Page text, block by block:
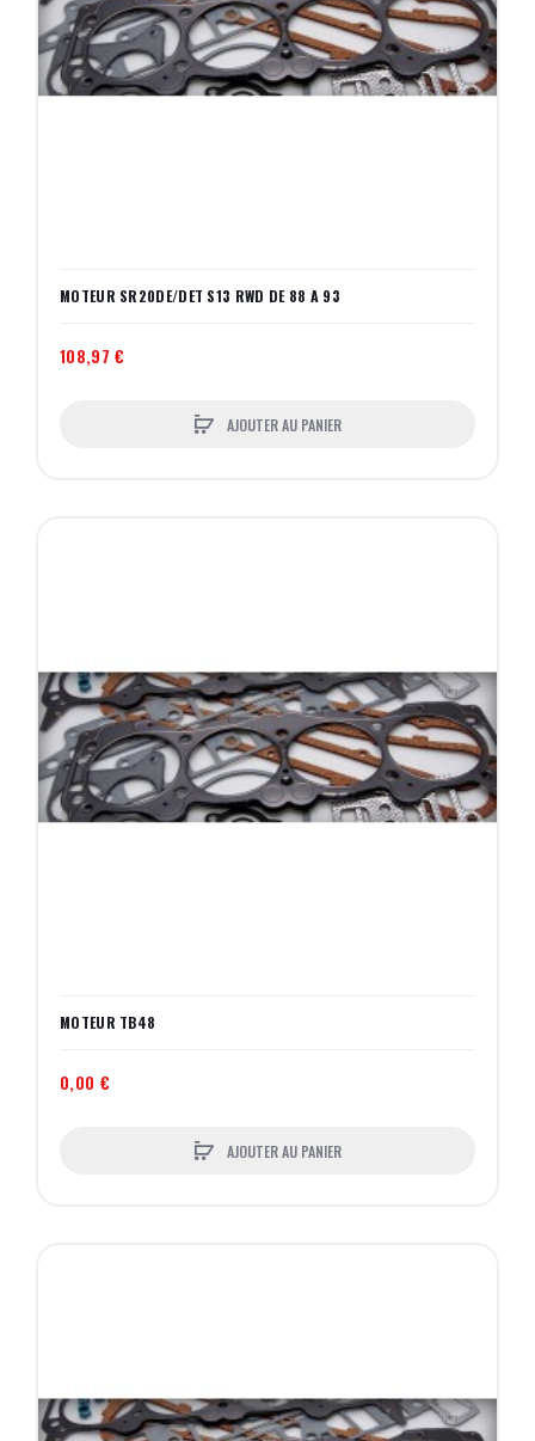
MOTEUR SR20DE/DET S13 RWD DE 88 A 93
108,97 €
AJOUTER AU PANIER
MOTEUR TB48
0,00 €
AJOUTER AU PANIER